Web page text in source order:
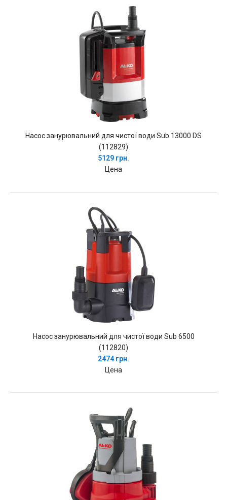
Насос занурювальний для чистої води Sub 13000 DS
(112829)
5129 грн.
Цена
Насос занурювальний для чистої води Sub 6500
(112820)
2474 грн.
Цена